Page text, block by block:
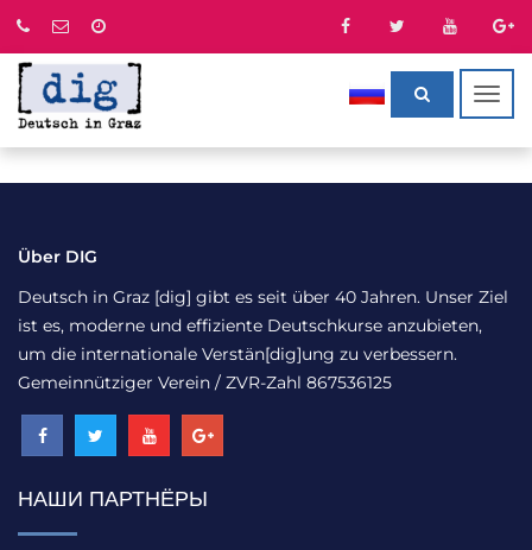
Über DIG
Deutsch in Graz [dig] gibt es seit über 40 Jahren. Unser Ziel
ist es, moderne und effiziente Deutschkurse anzubieten,
um die internationale Verstän[dig]ung zu verbessern.
Gemeinnütziger Verein / ZVR-Zahl 867536125
НАШИ ПАРТНЁРЫ